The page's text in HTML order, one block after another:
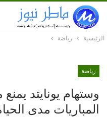
الرئيسية رياضة
رياضة
وستهام يونايتد
المباريات مدى